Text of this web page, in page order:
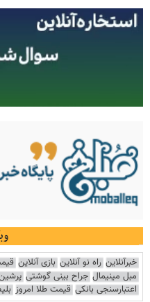
خبرآنلاین راه نو آنلاین بازی آنلاین
مبل مینیمال جراح بینی گوشتی
اعتبارسنجی بانکی قیمت طلا امروز